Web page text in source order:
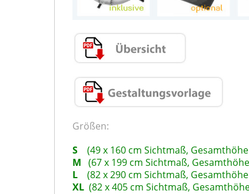
Größen:
S (49 x 160 cm Sichtmaß, Gesamthöhe
M (67 x 199 cm Sichtmaß, Gesamthöhe
L (82 x 290 cm Sichtmaß, Gesamthöhe
XL (82 x 405 cm Sichtmaß,